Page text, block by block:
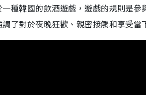
種韓國的飲酒遊戲，遊戲的規則是
了對於夜晚狂歡、親密接觸和享受當